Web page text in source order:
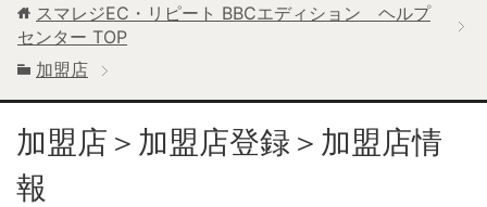
スマレジEC・リピート BBCエディション ヘルプ
センター TOP
加盟店
加盟店＞加盟店登録＞加盟店情
報